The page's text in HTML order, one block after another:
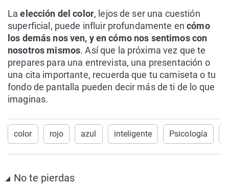
La elección del color, lejos de ser una cuestión
superficial, puede influir profundamente en cómo
los demás nos ven, y en cómo nos sentimos con
nosotros mismos. Así que la próxima vez que te
prepares para una entrevista, una presentación o
una cita importante, recuerda que tu camiseta o tu
fondo de pantalla pueden decir más de ti de lo que
imaginas.
color rojo azul inteligente Psicología
No te pierdas